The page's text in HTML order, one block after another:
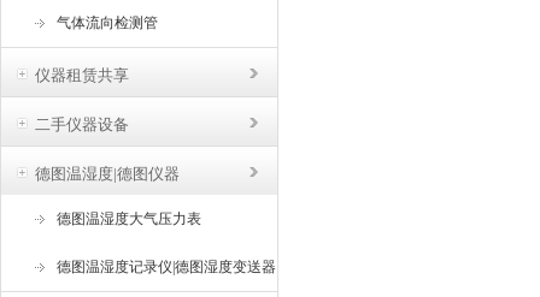
气体流向检测管
仪器租赁共享
二手仪器设备
德图温湿度|德图仪器
德图温湿度大气压力表
德图温湿度记录仪|德图湿度变送器